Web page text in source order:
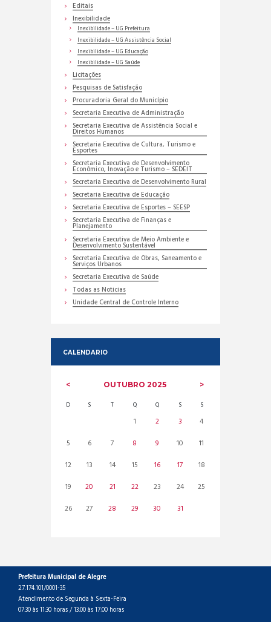
Editais
Inexibilidade
Inexibilidade – UG Prefeitura
Inexibilidade – UG Assistência Social
Inexibilidade – UG Educação
Inexibilidade – UG Saúde
Licitações
Pesquisas de Satisfação
Procuradoria Geral do Município
Secretaria Executiva de Administração
Secretaria Executiva de Assistência Social e
Direitos Humanos
Secretaria Executiva de Cultura, Turismo e
Esportes
Secretaria Executiva de Desenvolvimento
Econômico, Inovação e Turismo – SEDEIT
Secretaria Executiva de Desenvolvimento Rural
Secretaria Executiva de Educação
Secretaria Executiva de Esportes – SEESP
Secretaria Executiva de Finanças e
Planejamento
Secretaria Executiva de Meio Ambiente e
Desenvolvimento Sustentável
Secretaria Executiva de Obras, Saneamento e
Serviços Urbanos
Secretaria Executiva de Saúde
Todas as Noticias
Unidade Central de Controle Interno
CALENDARIO
OUTUBRO 2025
D S T Q Q S S
1 2 3
4
5
6 7 8 9 10
11
12
13 14 15 16 17
18
19
20 21 22 23 24
25
26
27 28 29 30 31
Prefeitura Municipal de Alegre
27.174.101/0001-35
Atendimento de Segunda à Sexta-Feira
07:30 às 11:30 horas / 13:00 às 17:00 horas